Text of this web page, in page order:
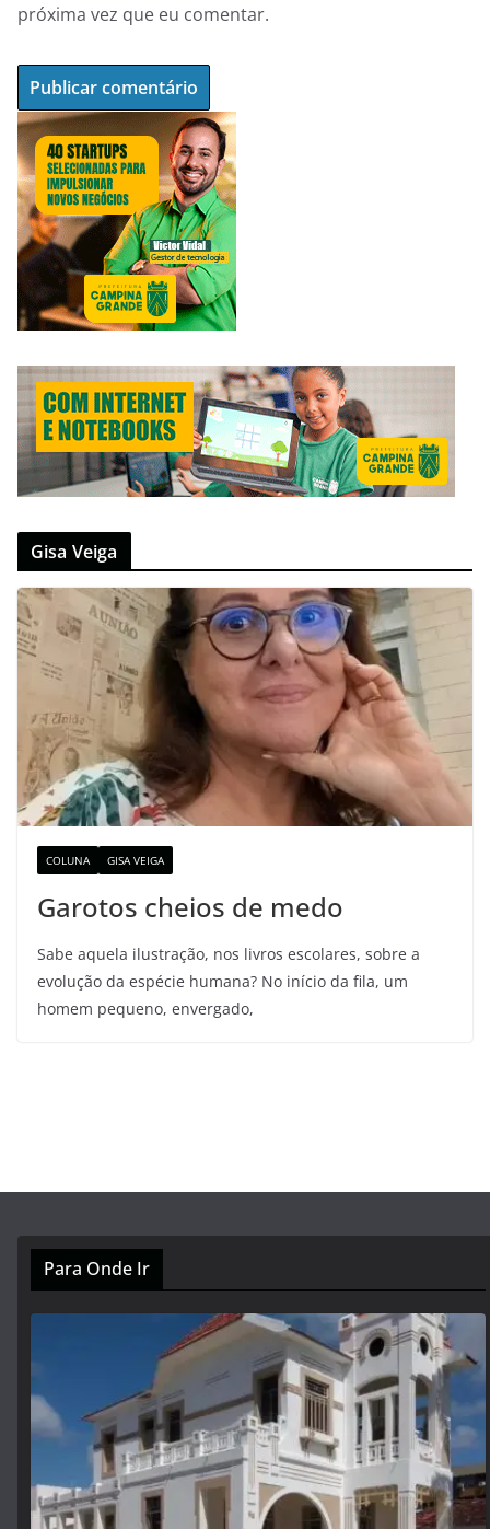
próxima vez que eu comentar.
Gisa Veiga
COLUNA GISA VEIGA
Garotos cheios de medo
Sabe aquela ilustração, nos livros escolares, sobre a
evolução da espécie humana? No início da fila, um
homem pequeno, envergado,
Para Onde Ir